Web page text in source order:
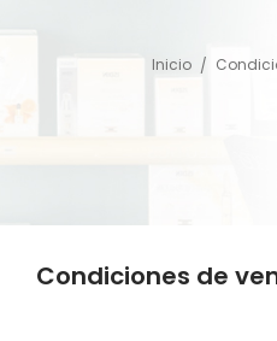
Inicio
Condiciones de